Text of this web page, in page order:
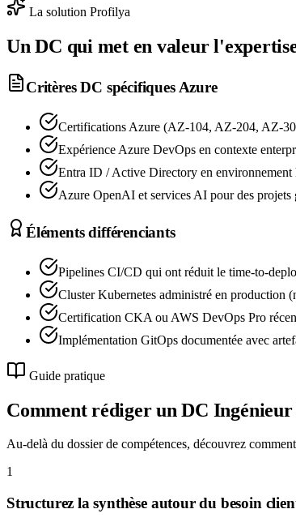
La solution Profilya
Un DC qui met en valeur
Critères DC spécifiquesAzure
Certifications Azure (AZ-104, AZ-204, AZ-
Expérience Azure DevOps en contexte
Entra ID / Active Directory en environnement
Azure OpenAI et services AI pour des projets
Éléments différenciants
Pipelines CI/CD qui ont réduit le time-to-
Cluster Kubernetes administré en production
Certification CKA ou AWS DevOps Pro
Implémentation GitOps documentée avec
Guide pratique
Comment rédiger un DC Ingénieur
Au-delà du dossier de compétences, découvrez comment
1
Structurez la synthèse autour du besoin